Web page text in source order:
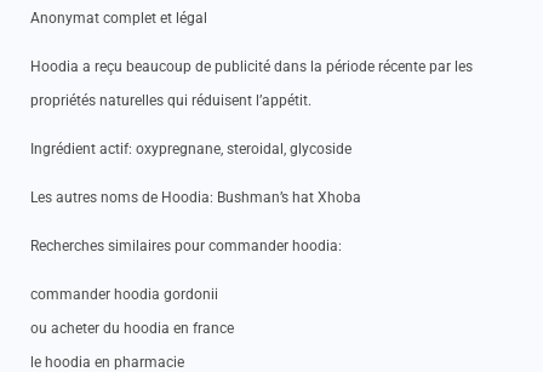
Anonymat complet et légal
Hoodia a reçu beaucoup de publicité dans la période récente par les
propriétés naturelles qui réduisent l’appétit.
Ingrédient actif: oxypregnane, steroidal, glycoside
Les autres noms de Hoodia: Bushman’s hat Xhoba
Recherches similaires pour commander hoodia:
commander hoodia gordonii
ou acheter du hoodia en france
le hoodia en pharmacie